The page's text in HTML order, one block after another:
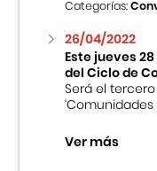
Fondo Editorial
Teatro
Categorías:
26/04/2022
Este jueves
del Ciclo de
Será el
‘Comunidades
Ver más